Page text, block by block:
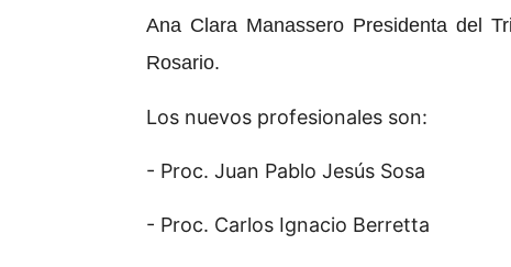
Ana Clara Manassero Presidenta del
Rosario.
Los nuevos profesionales son:
- Proc. Juan Pablo Jesús Sosa
- Proc. Carlos Ignacio Berretta